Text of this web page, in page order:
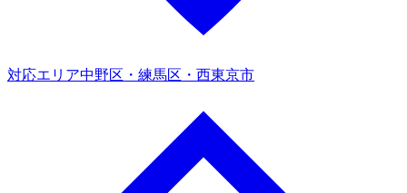
対応エリア中野区・練馬区・西東京市